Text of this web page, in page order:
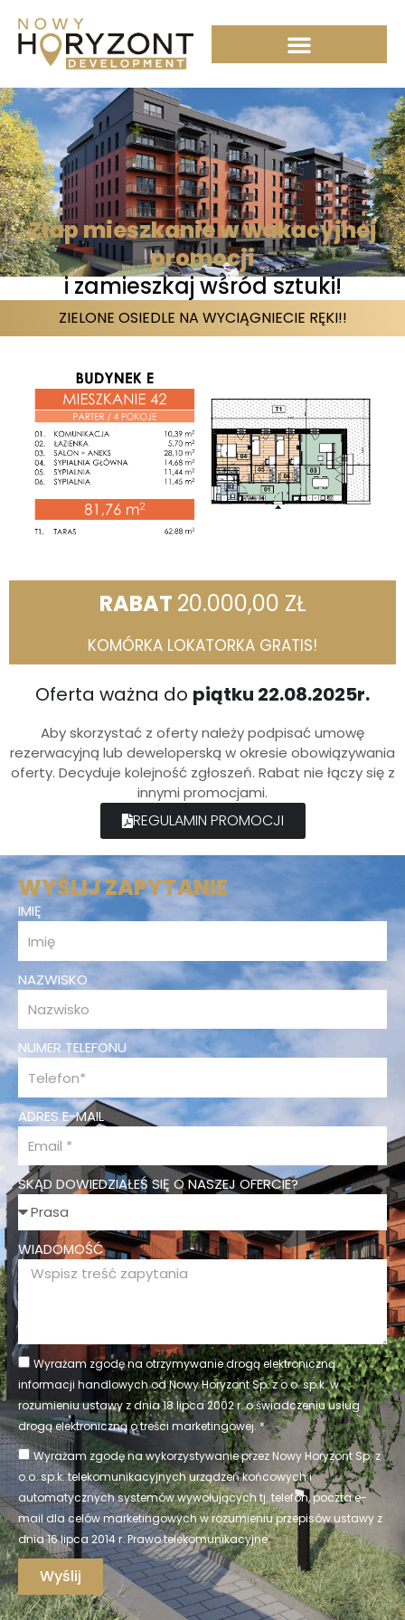
treści
Złap mieszkanie w wakacyjnej
promocji
i zamieszkaj wśród sztuki!
ZIELONE OSIEDLE NA WYCIĄGNIECIE RĘKI!!
RABAT 20.000,00 ZŁ
KOMÓRKA LOKATORKA GRATIS!
Oferta ważna do piątku 22.08.2025r.
Aby skorzystać z oferty należy podpisać umowę
rezerwacyjną lub deweloperską w okresie obowiązywania
oferty. Decyduje kolejność zgłoszeń. Rabat nie łączy się z
innymi promocjami.
REGULAMIN PROMOCJI
WYŚLIJ ZAPYTANIE
IMIĘ
NAZWISKO
NUMER TELEFONU
ADRES E-MAIL
SKĄD DOWIEDZIAŁEŚ SIĘ O NASZEJ OFERCIE?
WIADOMOŚĆ
Wyrażam zgodę na otrzymywanie drogą elektroniczną
informacji handlowych od Nowy Horyzont Sp. z o.o. sp.k. w
rozumieniu ustawy z dnia 18 lipca 2002 r. o świadczeniu usług
drogą elektroniczną o treści marketingowej. *
Wyrażam zgodę na wykorzystywanie przez Nowy Horyzont Sp. z
o.o. sp.k. telekomunikacyjnych urządzeń końcowych i
automatycznych systemów wywołujących tj. telefon, poczta e-
mail dla celów marketingowych w rozumieniu przepisów ustawy z
dnia 16 lipca 2014 r. Prawo telekomunikacyjne
Wyślij